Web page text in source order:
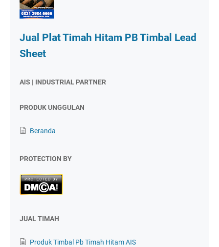
Jual Plat Timah Hitam PB Timbal Lead
Sheet
AIS | INDUSTRIAL PARTNER
PRODUK UNGGULAN
Beranda
PROTECTION BY
JUAL TIMAH
Produk Timbal Pb Timah Hitam AIS